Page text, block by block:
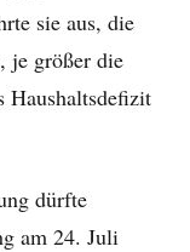
sie aus, die
je größer die
Haushaltsdefizit
dürfte
am 24. Juli